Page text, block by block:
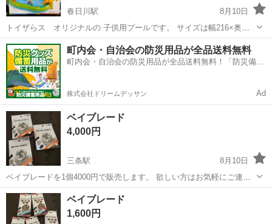
春日川駅
8月10日
トイザらス オリジナルの 子供用プールです。 サイズは幅216×奥行
き188×高さ124 新品です。 宜しくお願い致します^ ^ 可能な金額で有
れば お値下げ交渉可能です。
香川 高松市 春日川駅 その他 プール
町内会・自治会の防災用品が全品送料無料
町内会・自治会の防災用品が全品送料無料！「防災備蓄
株式会社ドリームデッサン Ad
ベイブレード
4,000円
三条駅
8月10日
ベイブレードを1個4000円で販売します。 欲しい方はお気軽にご連絡
ください。 よろしくお願いいたします。
香川 高松市 三条駅 テレビゲーム
ベイブレード
1,600円